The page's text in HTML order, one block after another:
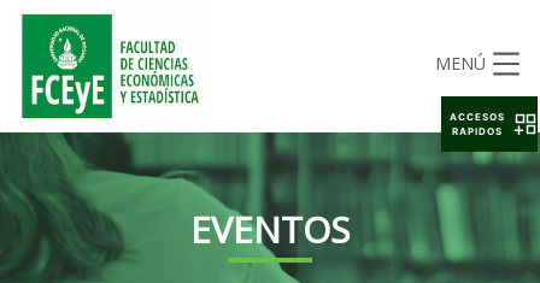
MENÚ
EVENTOS
ACCESOS
RAPIDOS